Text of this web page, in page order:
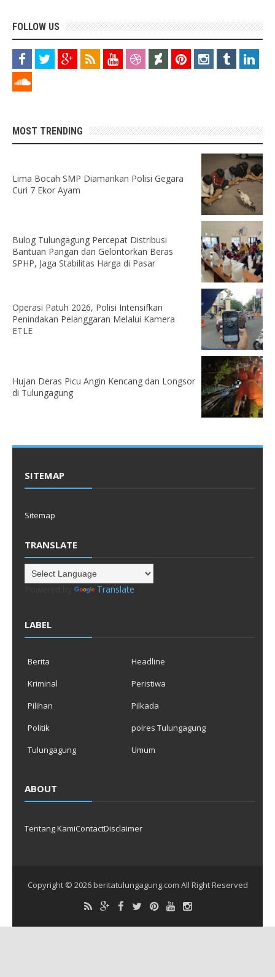
FOLLOW US
MOST TRENDING
Lima Bocah SMP Diamankan Polisi Gegara
Curi 7 Ekor Ayam
Bulog Tulungagung Percepat Distribusi
Bantuan Pangan dan Gelontorkan Beras
SPHP, Jaga Stabilitas Harga di Pasar
Operasi Patuh 2026, Polisi Intensifkan
Penindakan Pelanggaran Melalui Kamera
ETLE
Hujan Deras Picu Angin Kencang dan Longsor
di Tulungagung
SITEMAP
Sitemap
TRANSLATE
Translate
LABEL
Berita
Headline
Kriminal
Peristiwa
Pilihan
Pilkada
Politik
polres Tulungagung
Tulungagung
Umum
ABOUT
Tentang KamiContactDisclaimer
Copyright © 2026 beritatulungagung.com All Right Reserved